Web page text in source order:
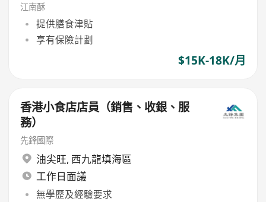
江南酥
提供膳食津貼
享有保險計劃
$15K-18K/月
香港小食店店員（銷售、收銀、服
務）
先鋒國際
油尖旺, 西九龍填海區
工作日面議
無學歷及經驗要求